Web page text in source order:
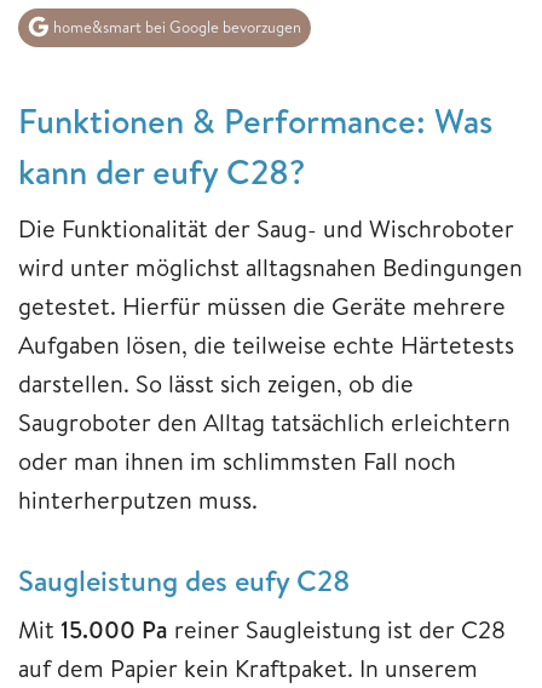
home&smart bei Google bevorzugen
Funktionen & Performance: Was
kann der eufy C28?
Die Funktionalität der Saug- und Wischroboter
wird unter möglichst alltagsnahen Bedingungen
getestet. Hierfür müssen die Geräte mehrere
Aufgaben lösen, die teilweise echte Härtetests
darstellen. So lässt sich zeigen, ob die
Saugroboter den Alltag tatsächlich erleichtern
oder man ihnen im schlimmsten Fall noch
hinterherputzen muss.
Saugleistung des eufy C28
Mit 15.000 Pa reiner Saugleistung ist der C28
auf dem Papier kein Kraftpaket. In unserem